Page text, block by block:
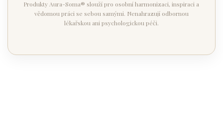
Produkty Aura-Soma® slouží pro osobní harmonizaci, inspiraci a
vědomou práci se sebou samými. Nenahrazují odbornou
lékařskou ani psychologickou péči.